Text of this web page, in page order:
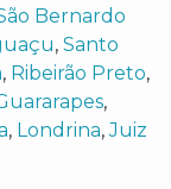
Bernardo
, Santo
, Ribeirão Preto,
,
, Londrina,Juiz